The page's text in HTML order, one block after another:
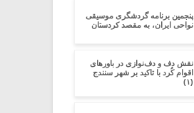
پنجمین برنامه گردشگری موسیقی
نواحی ایران، به مقصد کردستان
نقش دف و دف‌نوازی در باورهای
اقوام کُرد با تاکید بر شهر سنندج
(۱)